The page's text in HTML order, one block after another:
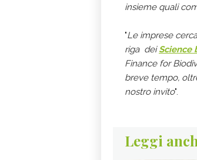
insieme quali
"Le imprese
riga deiScience
Finance for
breve tempo,
nostro invito".
Leggi